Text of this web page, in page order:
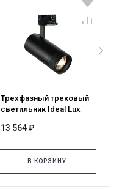
Трехфазный трековый
светильник Ideal Lux
4000K ON-OFF NE 322100
13 564 ₽
В КОРЗИНУ